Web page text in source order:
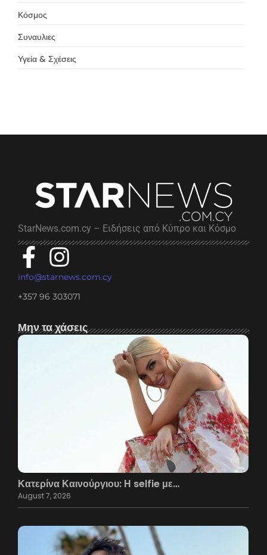
Κόσμος
Συναυλιες
Υγεία & Σχέσεις
StarNews.com.cy – Ειδήσεις από Κύπρο και Κόσμο
info@starnews.com.cy
+357 96 303071
Μην τα χάσεις
Κατερίνα Καινούργιου: Η selfie με…
August 7, 2026